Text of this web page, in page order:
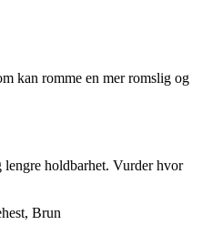
kan romme en mer romslig og
holdbarhet. Vurder hvor
Brun